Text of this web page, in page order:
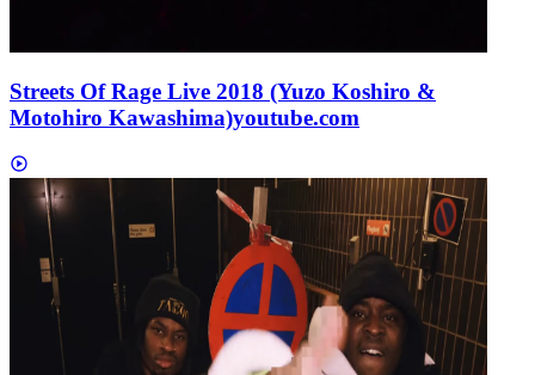
Streets Of Rage Live 2018 (Yuzo Koshiro &
Motohiro Kawashima)youtube.com